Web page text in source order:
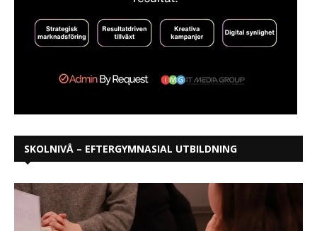
SKOLNIVÅ – EFTERGYMNASIAL UTBILDNING